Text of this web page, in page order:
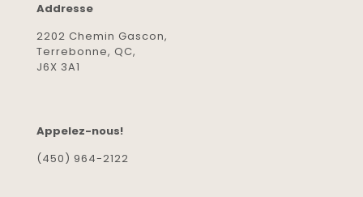
Addresse
2202 Chemin Gascon,
Terrebonne, QC,
J6X 3A1
Appelez-nous!
(450) 964-2122